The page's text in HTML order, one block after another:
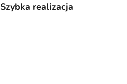
Szybka realizacja